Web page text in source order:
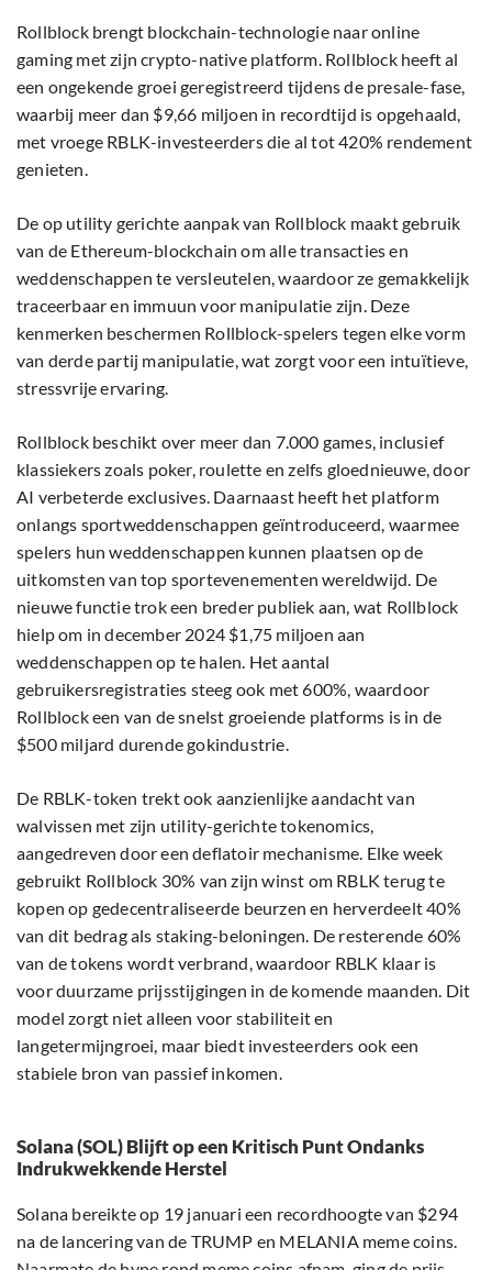
Rollblock brengt blockchain-technologie naar online
gaming met zijn crypto-native platform. Rollblock heeft al
een ongekende groei geregistreerd tijdens de presale-fase,
waarbij meer dan $9,66 miljoen in recordtijd is opgehaald,
met vroege RBLK-investeerders die al tot 420% rendement
genieten.
De op utility gerichte aanpak van Rollblock maakt gebruik
van de Ethereum-blockchain om alle transacties en
weddenschappen te versleutelen, waardoor ze gemakkelijk
traceerbaar en immuun voor manipulatie zijn. Deze
kenmerken beschermen Rollblock-spelers tegen elke vorm
van derde partij manipulatie, wat zorgt voor een intuïtieve,
stressvrije ervaring.
Rollblock beschikt over meer dan 7.000 games, inclusief
klassiekers zoals poker, roulette en zelfs gloednieuwe, door
AI verbeterde exclusives. Daarnaast heeft het platform
onlangs sportweddenschappen geïntroduceerd, waarmee
spelers hun weddenschappen kunnen plaatsen op de
uitkomsten van top sportevenementen wereldwijd. De
nieuwe functie trok een breder publiek aan, wat Rollblock
hielp om in december 2024 $1,75 miljoen aan
weddenschappen op te halen. Het aantal
gebruikersregistraties steeg ook met 600%, waardoor
Rollblock een van de snelst groeiende platforms is in de
$500 miljard durende gokindustrie.
De RBLK-token trekt ook aanzienlijke aandacht van
walvissen met zijn utility-gerichte tokenomics,
aangedreven door een deflatoir mechanisme. Elke week
gebruikt Rollblock 30% van zijn winst om RBLK terug te
kopen op gedecentraliseerde beurzen en herverdeelt 40%
van dit bedrag als staking-beloningen. De resterende 60%
van de tokens wordt verbrand, waardoor RBLK klaar is
voor duurzame prijsstijgingen in de komende maanden. Dit
model zorgt niet alleen voor stabiliteit en
langetermijngroei, maar biedt investeerders ook een
stabiele bron van passief inkomen.
Solana (SOL) Blijft op een Kritisch Punt Ondanks
Indrukwekkende Herstel
Solana bereikte op 19 januari een recordhoogte van $294
na de lancering van de TRUMP en MELANIA meme coins.